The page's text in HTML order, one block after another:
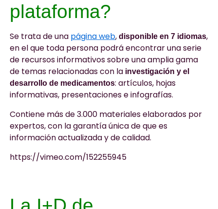
plataforma?
Se trata de una página web, disponible en 7 idiomas,
en el que toda persona podrá encontrar una serie
de recursos informativos sobre una amplia gama
de temas relacionadas con la investigación y el
desarrollo de medicamentos: artículos, hojas
informativas, presentaciones e infografías.
Contiene más de 3.000 materiales elaborados por
expertos, con la garantía única de que es
información actualizada y de calidad.
https://vimeo.com/152255945